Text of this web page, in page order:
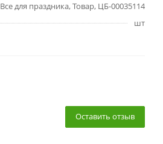
Все для праздника, Товар, ЦБ-00035114
шт
Оставить отзыв